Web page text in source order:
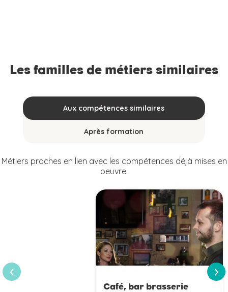
Les familles de métiers similaires
Aux compétences similaires
Après formation
Métiers proches en lien avec les compétences déjà mises en
oeuvre.
Café, bar brasserie
‹
›